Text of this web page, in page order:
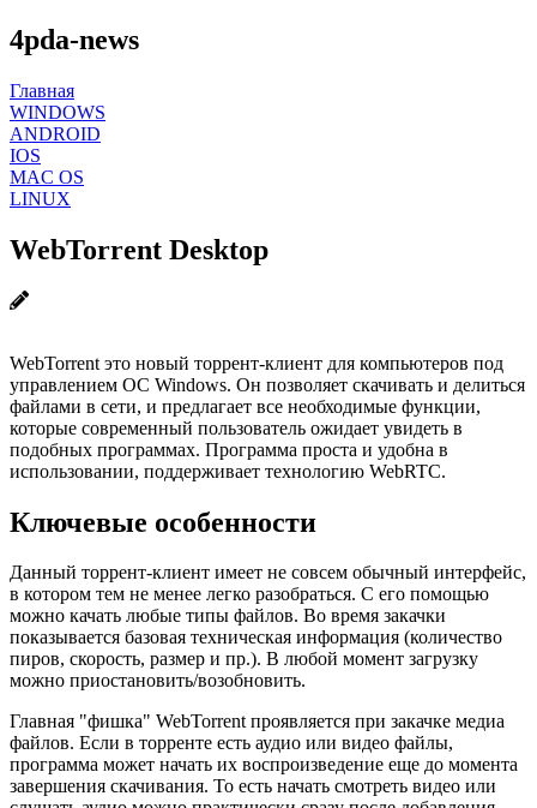
4pda-news
Главная
WINDOWS
ANDROID
IOS
MAC OS
LINUX
WebTorrent Desktop
WebTorrent это новый торрент-клиент для компьютеров под
управлением ОС Windows. Он позволяет скачивать и делиться
файлами в сети, и предлагает все необходимые функции,
которые современный пользователь ожидает увидеть в
подобных программах. Программа проста и удобна в
использовании, поддерживает технологию WebRTC.
Ключевые особенности
Данный торрент-клиент имеет не совсем обычный интерфейс,
в котором тем не менее легко разобраться. С его помощью
можно качать любые типы файлов. Во время закачки
показывается базовая техническая информация (количество
пиров, скорость, размер и пр.). В любой момент загрузку
можно приостановить/возобновить.
Главная "фишка" WebTorrent проявляется при закачке медиа
файлов. Если в торренте есть аудио или видео файлы,
программа может начать их воспроизведение еще до момента
завершения скачивания. То есть начать смотреть видео или